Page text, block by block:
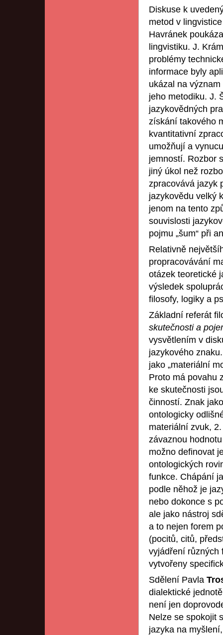
Diskuse k
metod v
Havránek
lingvistiku. J.
problémy
informace byly
ukázal na
jeho metodiku. J.
jazykovědných
získání takového
kvantitativní
umožňují a
jemností. Rozbor
jiný úkol než
zpracovává jazyk
jazykovědu velký
jenom na tento
souvislosti
pojmu „šum“ při
Relativně
propracovávání
otázek teoretické
výsledek
filosofy, logiky a
Základní referát
skutečnosti a
vysvětlením v
jazykového
jako „materiální
Proto má povahu
ke skutečnosti
činností. Znak
ontologicky
materiální zvuk,
závaznou
možno definovat
ontologických
funkce. Chápání
podle něhož je
nebo dokonce s
ale jako nástroj
a to nejen forem
(pocitů, citů,
vyjádření různých
vytvořeny
Sdělení Pavla
dialektické
není jen
Nelze se spokojit
jazyka na